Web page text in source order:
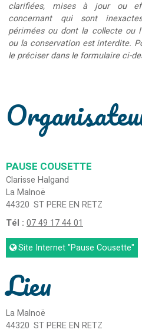
clarifiées, mises à jour ou
concernant qui sont
périmées ou dont la collecte ou
ou la conservation est interdite.
le préciser dans le formulaire ci-
PAUSE COUSETTE
Clarisse Halgand
La Malnoë
44320 ST PERE EN RETZ
Tél : 07 49 17 44 01
Site Internet"Pause Cousette"
Lieu
La Malnoë
44320 ST PERE EN RETZ